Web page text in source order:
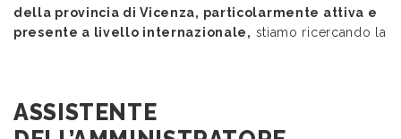
della provincia di Vicenza, particolarmente attiva e
presente a livello internazionale, stiamo ricercando la
ASSISTENTE